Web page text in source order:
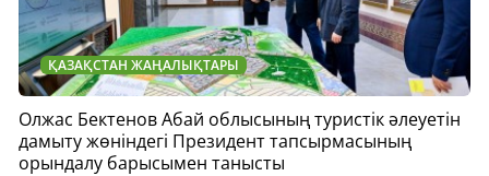
ҚАЗАҚСТАН ЖАҢАЛЫҚТАРЫ
Олжас Бектенов Абай облысының туристік әлеуетін
дамыту жөніндегі Президент тапсырмасының
орындалу барысымен танысты